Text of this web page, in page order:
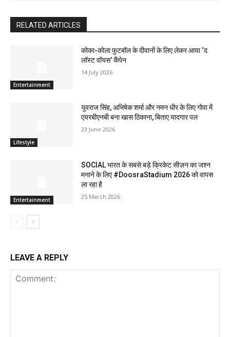
RELATED ARTICLES
Entertainment
कोका-कोला फुटबॉल के दीवानों के लिए लेकर आया ‘द
लॉस्‍ट वॉयस’ कैंपेन
14 July 2026
Lifestyle
युवराज सिंह, अभिषेक शर्मा और नमन धीर के लिए गोवा में
एयरबीएनबी बना खास ठिकाना, बिताए यादगार पल
23 June 2026
Entertainment
SOCIAL भारत के सबसे बड़े क्रिकेट सीज़न का जश्न
मनाने के लिए #DoosraStadium 2026 को वापस
ला रहा है
25 March 2026
LEAVE A REPLY